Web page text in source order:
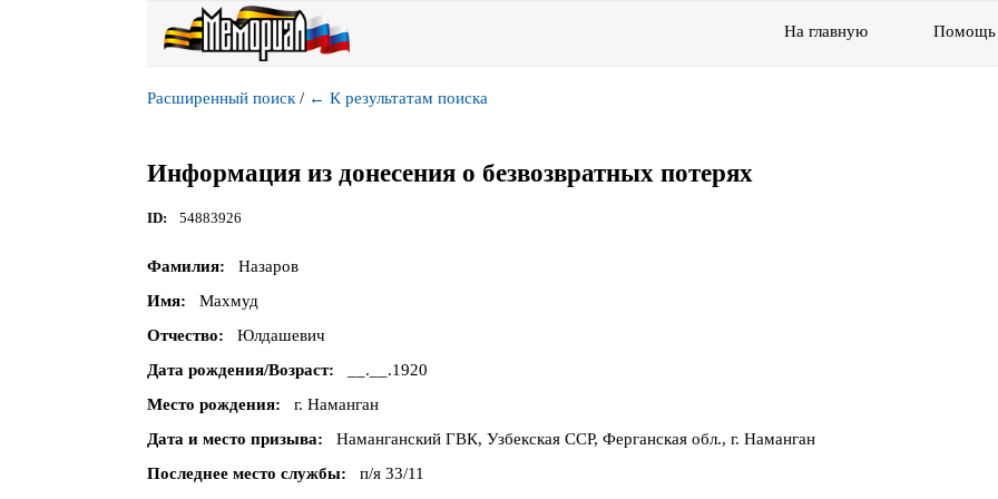
На главную Помощь
Расширенный поиск / ← К результатам поиска
Информация из донесения о безвозвратных потерях
ID 54883926
Фамилия
Назаров
Имя
Махмуд
Отчество
Юлдашевич
Дата рождения/Возраст
__.__.1920
Место рождения
г. Наманган
Дата и место призыва
Наманганский ГВК, Узбекская ССР, Ферганская обл., г. Наманган
Последнее место службы
п/я 33/11